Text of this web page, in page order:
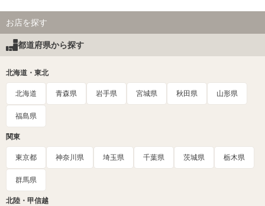
お店を探す
都道府県から探す
北海道・東北
北海道 青森県 岩手県 宮城県 秋田県 山形県
福島県
関東
東京都 神奈川県 埼玉県 千葉県 茨城県 栃木県
群馬県
北陸・甲信越